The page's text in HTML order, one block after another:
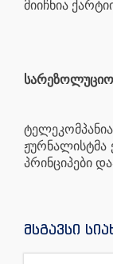
მიიჩნია
ჟურნალისტმა
პრინციპები
მსგავსი